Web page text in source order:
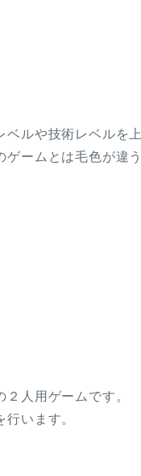
ベルや技術レベルを上
ームとは毛色が違う
人用ゲームです。
います。